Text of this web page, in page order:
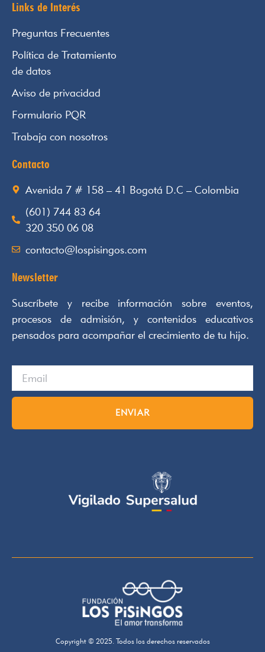
Links de Interés
Preguntas Frecuentes
Política de Tratamiento
de datos
Aviso de privacidad
Formulario PQR
Trabaja con nosotros
Contacto
Avenida 7 # 158 – 41 Bogotá D.C – Colombia
(601) 744 83 64
320 350 06 08
contacto@lospisingos.com
Newsletter
Suscríbete y recibe información sobre eventos,
procesos de admisión, y contenidos educativos
pensados para acompañar el crecimiento de tu hijo.
ENVIAR
Copyright © 2025. Todos los derechos reservados